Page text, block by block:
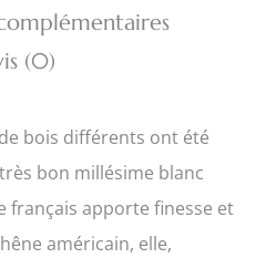
(0)
bois différents ont été
bon millésime blanc
français apporte finesse et
américain, elle,